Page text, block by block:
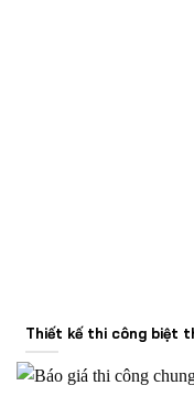
Thiết kế thi công biệt